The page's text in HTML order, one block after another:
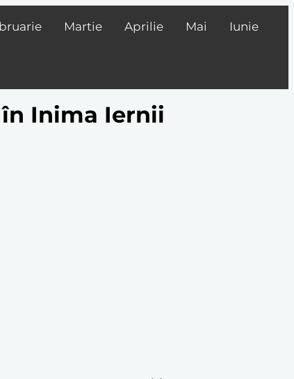
Martie Aprilie Mai Iunie
Inima Iernii